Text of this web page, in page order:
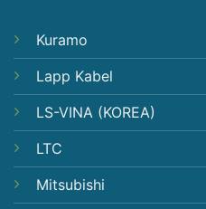
Kuramo
Lapp Kabel
LS-VINA (KOREA)
LTC
Mitsubishi